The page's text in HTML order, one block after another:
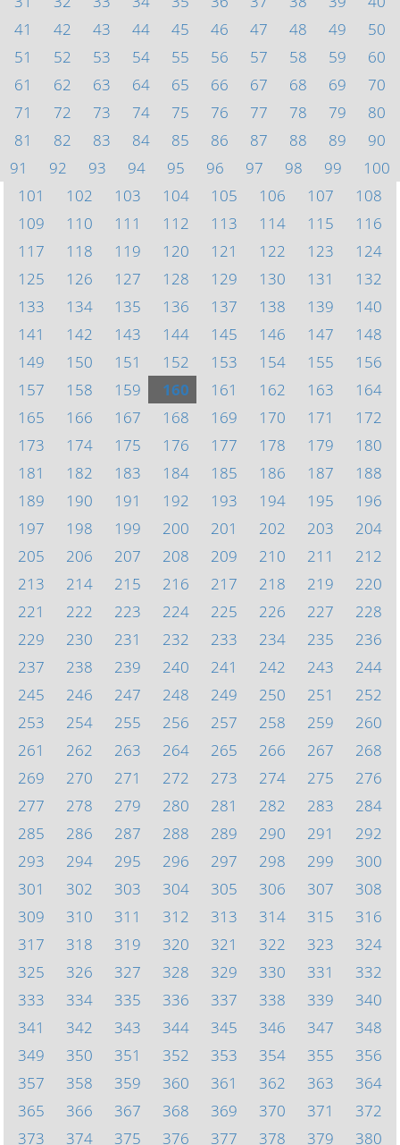
41
42 43 44 45 46 47 48 49
50
51
52 53 54 55 56 57 58 59
60
61
62 63 64 65 66 67 68 69
70
71
72 73 74 75 76 77 78 79
80
81
82 83 84 85 86 87 88 89
90
91
92 93 94 95 96 97 98 99
100
101
102 103 104 105 106 107
108
109
110 111 112 113 114 115
116
117
118 119 120 121 122 123
124
125
126 127 128 129 130 131
132
133
134 135 136 137 138 139
140
141
142 143 144 145 146 147
148
149
150 151 152 153 154 155
156
157
158 159 160 161 162 163
164
165
166 167 168 169 170 171
172
173
174 175 176 177 178 179
180
181
182 183 184 185 186 187
188
189
190 191 192 193 194 195
196
197
198 199 200 201 202 203
204
205
206 207 208 209 210 211
212
213
214 215 216 217 218 219
220
221
222 223 224 225 226 227
228
229
230 231 232 233 234 235
236
237
238 239 240 241 242 243
244
245
246 247 248 249 250 251
252
253
254 255 256 257 258 259
260
261
262 263 264 265 266 267
268
269
270 271 272 273 274 275
276
277
278 279 280 281 282 283
284
285
286 287 288 289 290 291
292
293
294 295 296 297 298 299
300
301
302 303 304 305 306 307
308
309
310 311 312 313 314 315
316
317
318 319 320 321 322 323
324
325
326 327 328 329 330 331
332
333
334 335 336 337 338 339
340
341
342 343 344 345 346 347
348
349
350 351 352 353 354 355
356
357
358 359 360 361 362 363
364
365
366 367 368 369 370 371
372
373
374 375 376 377 378 379 380